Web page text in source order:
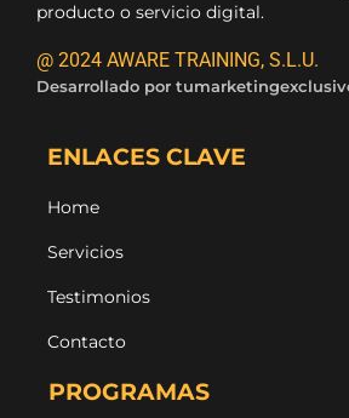
producto o servicio digital.
@ 2024 AWARE TRAINING, S.L.U.
Desarrollado por
ENLACES CLAVE
Home
Servicios
Testimonios
Contacto
PROGRAMAS